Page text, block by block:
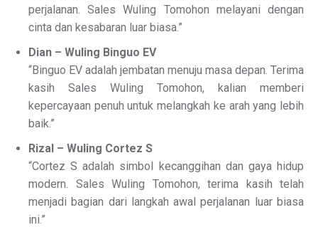
perjalanan. Sales Wuling Tomohon melayani dengan
cinta dan kesabaran luar biasa.”
Dian – Wuling Binguo EV
“Binguo EV adalah jembatan menuju masa depan. Terima
kasih Sales Wuling Tomohon, kalian memberi
kepercayaan penuh untuk melangkah ke arah yang lebih
baik.”
Rizal – Wuling Cortez S
“Cortez S adalah simbol kecanggihan dan gaya hidup
modern. Sales Wuling Tomohon, terima kasih telah
menjadi bagian dari langkah awal perjalanan luar biasa
ini.”